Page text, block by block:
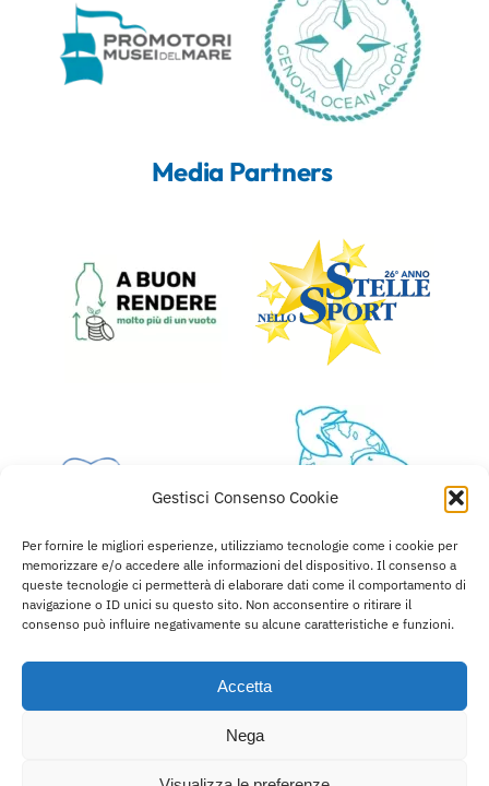
Gestisci Consenso Cookie
Per fornire le migliori esperienze, utilizziamo tecnologie come i cookie per
memorizzare e/o accedere alle informazioni del dispositivo. Il consenso a
queste tecnologie ci permetterà di elaborare dati come il comportamento di
navigazione o ID unici su questo sito. Non acconsentire o ritirare il
consenso può influire negativamente su alcune caratteristiche e funzioni.
Accetta
Nega
Media Partners
© Copyright 2022 - 2026 | All Rights Reserved |
Powered byPetercom